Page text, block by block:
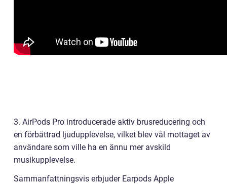
3. AirPods Pro introducerade aktiv brusreducering och
en förbättrad ljudupplevelse, vilket blev väl mottaget av
användare som ville ha en ännu mer avskild
musikupplevelse.
Sammanfattningsvis erbjuder Earpods Apple